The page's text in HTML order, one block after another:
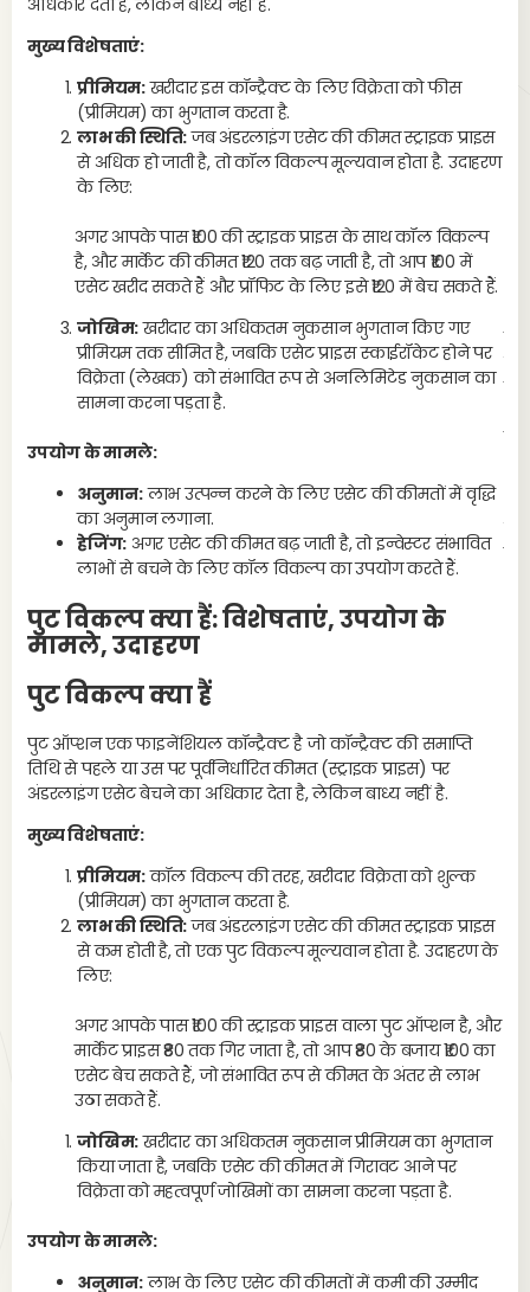
मुख्य विशेषताएं:
प्रीमियम:खरीदार इस कॉन्ट्रैक्ट के लिए विक्रेता को फीस
(प्रीमियम) का भुगतान करता है.
लाभ की स्थिति:जब अंडरलाइंग एसेट की कीमत स्ट्राइक प्राइस
से अधिक हो जाती है, तो कॉल विकल्प मूल्यवान होता है. उदाहरण
के लिए:
अगर आपके पास ₹100 की स्ट्राइक प्राइस के साथ कॉल विकल्प
है, और मार्केट की कीमत ₹120 तक बढ़ जाती है, तो आप ₹100 में
एसेट खरीद सकते हैं और प्रॉफिट के लिए इसे ₹120 में बेच सकते हैं.
जोखिम:खरीदार का अधिकतम नुकसान भुगतान किए गए
प्रीमियम तक सीमित है, जबकि एसेट प्राइस स्काईरॉकेट होने पर
विक्रेता (लेखक) को संभावित रूप से अनलिमिटेड नुकसान का
सामना करना पड़ता है.
उपयोग के मामले:
अनुमान:लाभ उत्पन्न करने के लिए एसेट की कीमतों में वृद्धि
का अनुमान लगाना.
हेजिंग: अगर एसेट की कीमत बढ़ जाती है, तो इन्वेस्टर संभावित
लाभों से बचने के लिए कॉल विकल्प का उपयोग करते हैं.
पुट विकल्प क्या हैं: विशेषताएं, उपयोग के
मामले, उदाहरण
पुट विकल्प क्या हैं
पुट ऑप्शन एक फाइनेंशियल कॉन्ट्रैक्ट है जो कॉन्ट्रैक्ट की समाप्ति
तिथि से पहले या उस पर पूर्वनिर्धारित कीमत (स्ट्राइक प्राइस) पर
अंडरलाइंग एसेट बेचने का अधिकार देता है, लेकिन बाध्य नहीं है.
मुख्य विशेषताएं:
प्रीमियम:कॉल विकल्प की तरह, खरीदार विक्रेता को शुल्क
(प्रीमियम) का भुगतान करता है.
लाभ की स्थिति:जब अंडरलाइंग एसेट की कीमत स्ट्राइक प्राइस
से कम होती है, तो एक पुट विकल्प मूल्यवान होता है. उदाहरण के
लिए:
अगर आपके पास ₹100 की स्ट्राइक प्राइस वाला पुट ऑप्शन है, और
मार्केट प्राइस ₹80 तक गिर जाता है, तो आप ₹80 के बजाय ₹100 का
एसेट बेच सकते हैं, जो संभावित रूप से कीमत के अंतर से लाभ
उठा सकते हैं.
जोखिम:खरीदार का अधिकतम नुकसान प्रीमियम का भुगतान
किया जाता है, जबकि एसेट की कीमत में गिरावट आने पर
विक्रेता को महत्वपूर्ण जोखिमों का सामना करना पड़ता है.
उपयोग के मामले:
अनुमान:लाभ के लिए एसेट की कीमतों में कमी की उम्मीद